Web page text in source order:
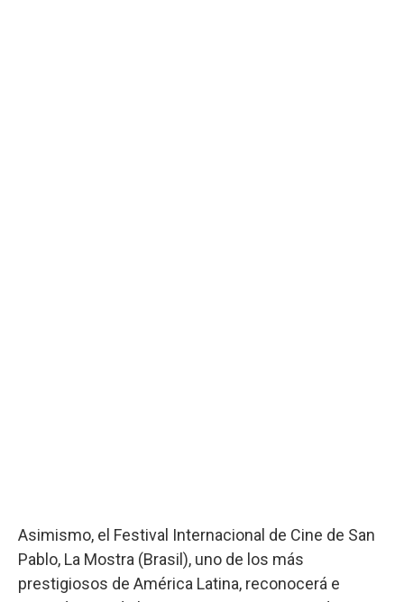
Asimismo, el Festival Internacional de Cine de San
Pablo, La Mostra (Brasil), uno de los más
prestigiosos de América Latina, reconocerá e